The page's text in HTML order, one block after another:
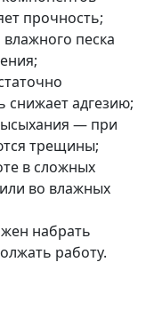
прочность;
песка
снижает адгезию;
— при
трещины;
в сложных
во влажных
набрать
работу.